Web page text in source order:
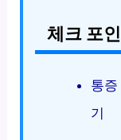
체크 포
통
기